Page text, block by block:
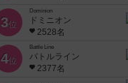
3位
Dominion
ドミニオン
2528名
4位
Battle Line
バトルライン
2377名